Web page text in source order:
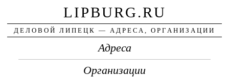
LIPBURG.RU
ДЕЛОВОЙ ЛИПЕЦК — АДРЕСА, ОРГАНИЗАЦИИ
Адреса
Организации